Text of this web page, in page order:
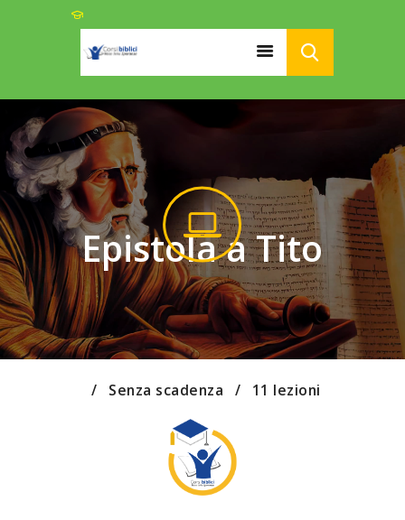
Epistola a Tito
HOME
CHI SIAMO
CORSI
PODCAST
LINK UTILI
ISCRIZIONI
DONAZIONI
Senza scadenza 11 lezioni